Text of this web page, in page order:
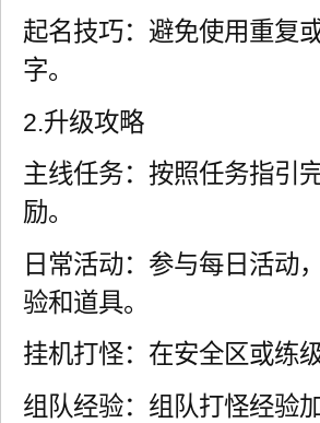
起名技巧：避免使用重复
字。
2.升级攻略
主线任务：按照任务指引
励。
日常活动：参与每日活动
验和道具。
挂机打怪：在安全区或练
组队经验：组队打怪经验